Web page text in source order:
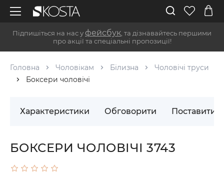
Підпишіться на нас у фейсбук , та дізнавайтесь першими
про акції та спеціальні пропозиції!
Головна Чоловікам Білизна
Чоловічі труси
Боксери чоловічі
Характеристики Обговорити Поставити
БОКСЕРИ ЧОЛОВІЧІ 3743